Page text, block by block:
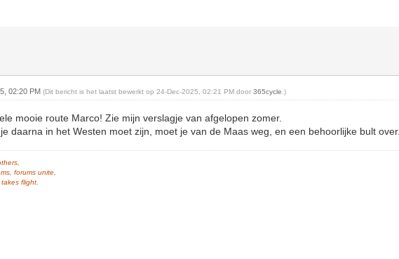
02:20 PM(Dit bericht is het laatst bewerkt op 24-Dec-2025, 02:21 PM door365cycle .)
mooie route Marco! Zie mijn verslagje van afgelopen zomer.
daarna in het Westen moet zijn, moet je van de Maas weg, en een behoorlijke bult over.
forums unite,
flight.